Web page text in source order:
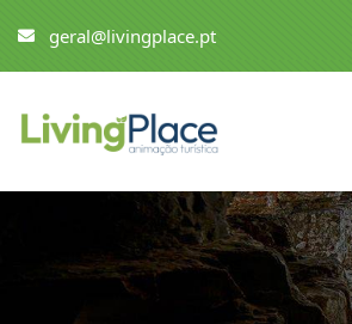
geral@livingplace.pt